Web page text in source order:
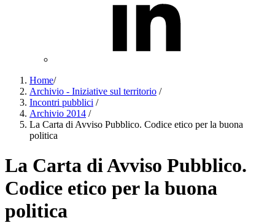
Home/
Archivio - Iniziative sul territorio /
Incontri pubblici /
Archivio 2014 /
La Carta di Avviso Pubblico. Codice etico per la buona
politica
La Carta di Avviso Pubblico.
Codice etico per la buona
politica